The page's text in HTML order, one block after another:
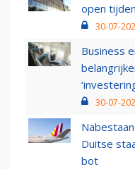
open
30-07-
Business
30-07-
Duitse
bot